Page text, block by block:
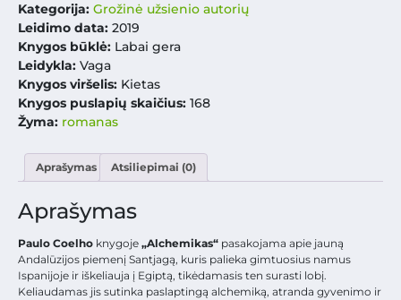
Kategorija: Grožinė užsienio autorių
Leidimo data: 2019
Knygos būklė: Labai gera
Leidykla: Vaga
Knygos viršelis: Kietas
Knygos puslapių skaičius: 168
Žyma: romanas
Aprašymas Atsiliepimai (0)
Aprašymas
Paulo Coelho knygoje „Alchemikas“ pasakojama apie jauną
Andalūzijos piemenį Santjagą, kuris palieka gimtuosius namus
Ispanijoje ir iškeliauja į Egiptą, tikėdamasis ten surasti lobį.
Keliaudamas jis sutinka paslaptingą alchemiką, atranda gyvenimo ir